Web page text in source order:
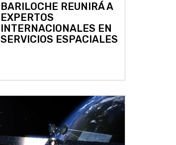
BARILOCHE REUNIRÁ A
EXPERTOS
INTERNACIONALES EN
SERVICIOS ESPACIALES